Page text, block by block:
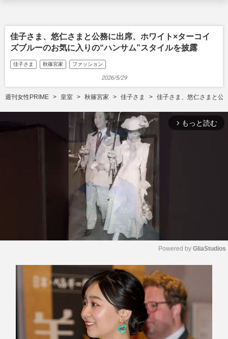
佳子さま、悠仁さまと公務に出席、ホワイト×ターコイ
ズブルーのお気に入りの“ハンサム”スタイルを披露
佳子さま 秋篠宮家 ファッション
2026/5/29
週刊女性PRIME 皇室 秋篠宮家 佳子さま 佳子さま、悠仁さまと公
arrow_forward_ios もっと読む
Powered by GliaStudios